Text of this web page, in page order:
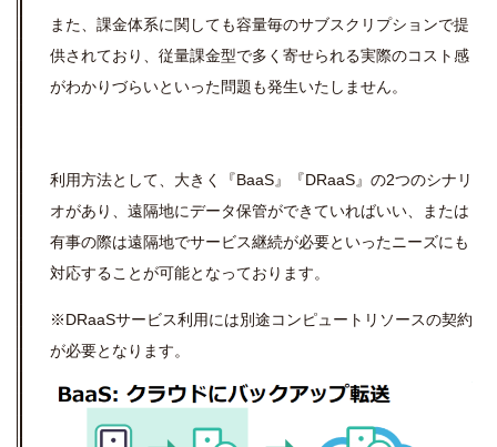
また、課金体系に関しても容量毎のサブスクリプションで提
供されており、従量課金型で多く寄せられる実際のコスト感
がわかりづらいといった問題も発生いたしません。
利用方法として、大きく『BaaS』『DRaaS』の2つのシナリ
オがあり、遠隔地にデータ保管ができていればいい、または
有事の際は遠隔地でサービス継続が必要といったニーズにも
対応することが可能となっております。
※DRaaSサービス利用には別途コンピュートリソースの契約
が必要となります。